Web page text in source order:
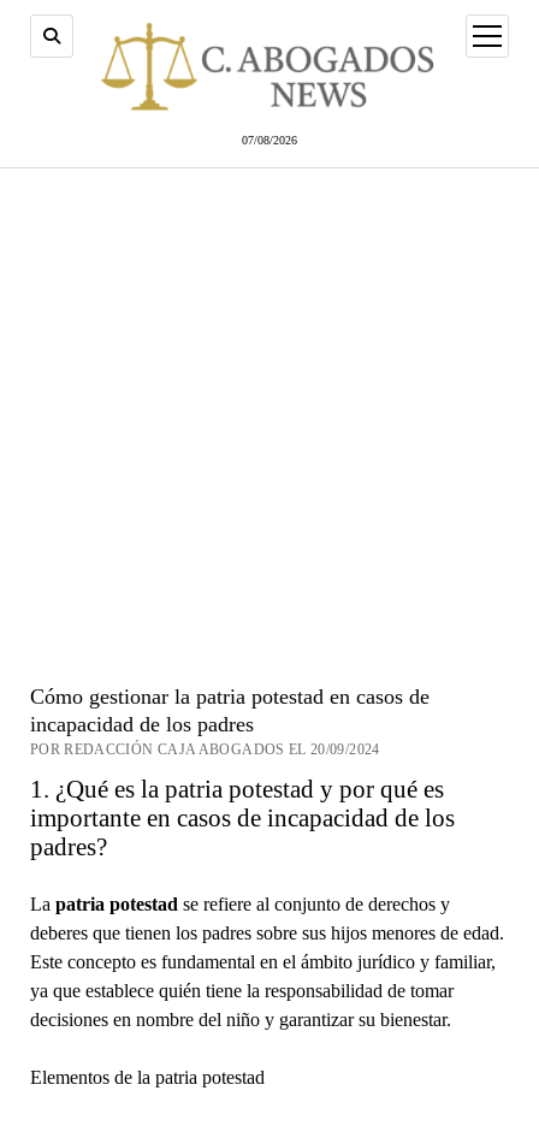
07/08/2026
abrir
menú
Cómo gestionar la patria potestad en casos de
incapacidad de los padres
POR REDACCIÓN CAJA ABOGADOS EL 20/09/2024
1. ¿Qué es la patria potestad y por qué es
importante en casos de incapacidad de los
padres?
La patria potestad se refiere al conjunto de derechos y
deberes que tienen los padres sobre sus hijos menores de edad.
Este concepto es fundamental en el ámbito jurídico y familiar,
ya que establece quién tiene la responsabilidad de tomar
decisiones en nombre del niño y garantizar su bienestar.
Elementos de la patria potestad